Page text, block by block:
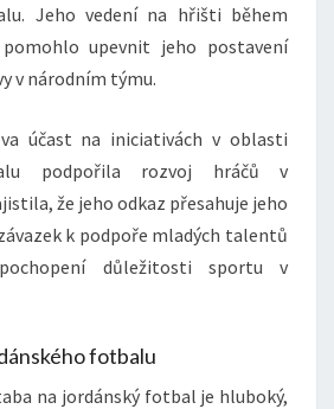
Jeho vedení na hřišti během
upevnit jeho postavení
v národním týmu.
účast na iniciativách v oblasti
podpořila rozvoj hráčů v
že jeho odkaz přesahuje jeho
k podpoře mladých talentů
důležitosti sportu v
fotbalu
na jordánský fotbal je hluboký,